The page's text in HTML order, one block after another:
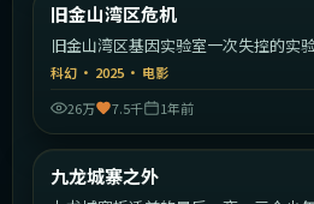
最新
旧金山湾区危机
旧金山湾区基因实验室一次失控的实
的危机。
科幻 · 2025 · 电影
26万
7.5千 1年前
最新
九龙城寨之外